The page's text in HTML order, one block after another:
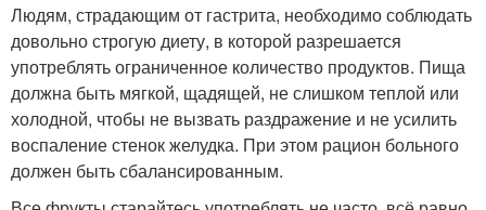
Людям, страдающим от гастрита, необходимо соблюдать
довольно строгую диету, в которой разрешается
употреблять ограниченное количество продуктов. Пища
должна быть мягкой, щадящей, не слишком теплой или
холодной, чтобы не вызвать раздражение и не усилить
воспаление стенок желудка. При этом рацион больного
должен быть сбалансированным.